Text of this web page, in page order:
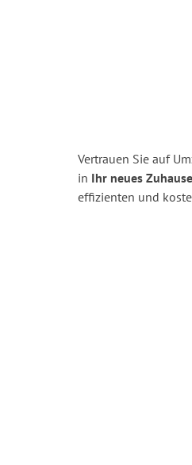
Vertrauen Sie auf
in Ihr neues
effizienten und